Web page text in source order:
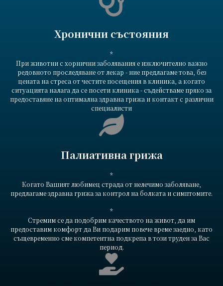
Хронични състояния
*
При животни с хорнични заболявания е изключително важно
редовното проследяване от лекар - ние предлагаме това, без
цената на стреса от честите посещения в клиника, а когато
ситуацията налага да се посети клиника - съдействаме пряко за
предоставяне на оптимална здравна грижа и контакт с различни
специалисти
Палиативна грижа
*
Когато Вашият любимец страда от нелечимо заболяване,
предлагаме здравна грижа за контрол на болката и симптомите.
*
Стремим се да подобрим качеството на живот, да им
предоставим комфорт да Ви подарим повече време заедно, като
същевременно сме компетентна подкрепа в този труден за Вас
период.